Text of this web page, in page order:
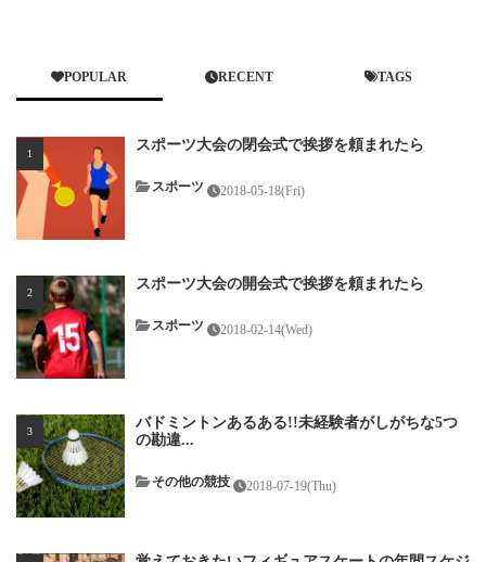
POPULAR RECENT TAGS
スポーツ大会の閉会式で挨拶を頼まれたら
2018-05-18(Fri)
スポーツ
スポーツ大会の開会式で挨拶を頼まれたら
2018-02-14(Wed)
スポーツ
バドミントンあるある!!未経験者がしがちな5つ
の勘違...
2018-07-19(Thu)
その他の競技